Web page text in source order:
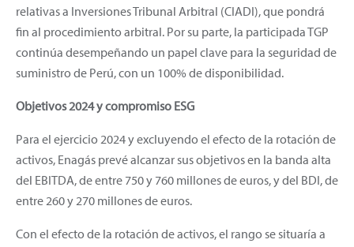
relativas a Inversiones Tribunal Arbitral (CIADI), que pondrá
fin al procedimiento arbitral. Por su parte, la participada TGP
continúa desempeñando un papel clave para la seguridad de
suministro de Perú, con un 100% de disponibilidad.
Objetivos 2024 y compromiso ESG
Para el ejercicio 2024 y excluyendo el efecto de la rotación de
activos, Enagás prevé alcanzar sus objetivos en la banda alta
del EBITDA, de entre 750 y 760 millones de euros, y del BDI, de
entre 260 y 270 millones de euros.
Con el efecto de la rotación de activos, el rango se situaría a